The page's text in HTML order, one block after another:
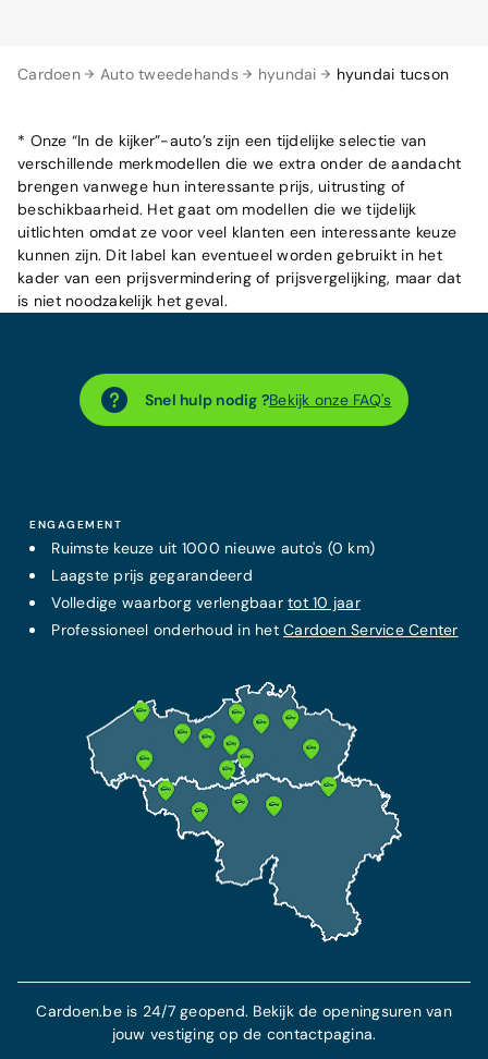
Cardoen Auto tweedehands hyundai hyundai tucson
* Onze “In de kijker”-auto’s zijn een tijdelijke selectie van
verschillende merkmodellen die we extra onder de aandacht
brengen vanwege hun interessante prijs, uitrusting of
beschikbaarheid. Het gaat om modellen die we tijdelijk
uitlichten omdat ze voor veel klanten een interessante keuze
kunnen zijn. Dit label kan eventueel worden gebruikt in het
kader van een prijsvermindering of prijsvergelijking, maar dat
is niet noodzakelijk het geval.
Snel hulp nodig ?Bekijk onze FAQ's
ENGAGEMENT
Ruimste keuze uit 1000 nieuwe auto's (0 km)
Laagste prijs gegarandeerd
Volledige waarborg verlengbaartot 10 jaar
Professioneel onderhoud in hetCardoen Service Center
Cardoen.be is 24/7 geopend. Bekijk de openingsuren van
jouw vestiging op de contactpagina.